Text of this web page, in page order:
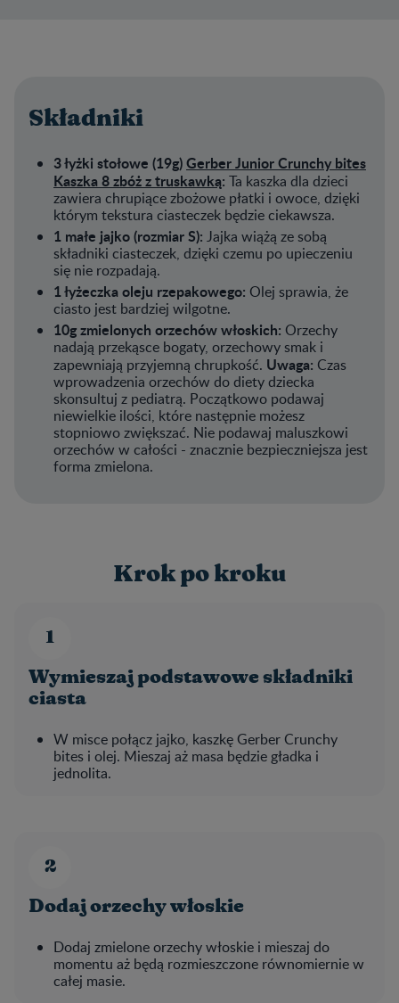
Składniki
3 łyżki stołowe (19g)Gerber Junior Crunchy bites
Kaszka 8 zbóż z truskawką: Ta kaszka dla dzieci
zawiera chrupiące zbożowe płatki i owoce, dzięki
którym tekstura ciasteczek będzie ciekawsza.
1 małe jajko (rozmiar S): Jajka wiążą ze sobą
składniki ciasteczek, dzięki czemu po upieczeniu
się nie rozpadają.
1 łyżeczka oleju rzepakowego: Olej sprawia, że
ciasto jest bardziej wilgotne.
10g zmielonych orzechów włoskich: Orzechy
nadają przekąsce bogaty, orzechowy smak i
zapewniają przyjemną chrupkość. Uwaga: Czas
wprowadzenia orzechów do diety dziecka
skonsultuj z pediatrą. Początkowo podawaj
niewielkie ilości, które następnie możesz
stopniowo zwiększać. Nie podawaj maluszkowi
orzechów w całości - znacznie bezpieczniejsza jest
forma zmielona.
Krok po kroku
Wymieszaj podstawowe składniki
ciasta
W misce połącz jajko, kaszkę Gerber Crunchy
bites i olej. Mieszaj aż masa będzie gładka i
jednolita.
Dodaj orzechy włoskie
Dodaj zmielone orzechy włoskie i mieszaj do
momentu aż będą rozmieszczone równomiernie w
całej masie.